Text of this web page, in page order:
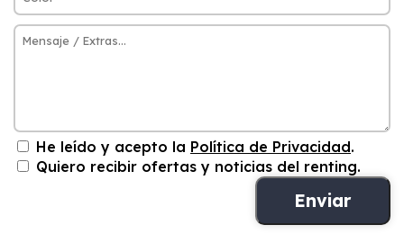
He leído y acepto la Política de Privacidad.
Quiero recibir ofertas y noticias del renting.